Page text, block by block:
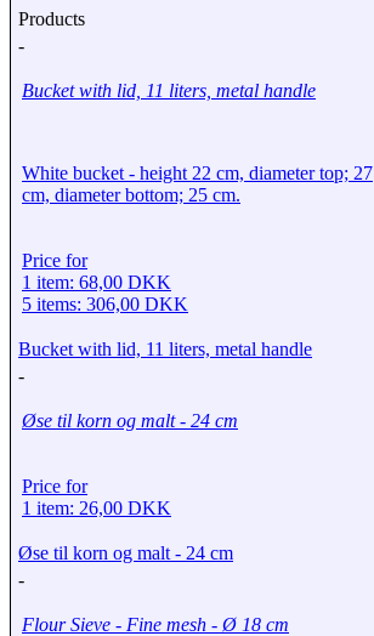
Products
-
Bucket with lid, 11 liters, metal handle
White bucket - height 22 cm, diameter top; 27
cm, diameter bottom; 25 cm.
Price for
1 item: 68,00 DKK
5 items: 306,00 DKK
Bucket with lid, 11 liters, metal handle
-
Øse til korn og malt - 24 cm
Price for
1 item: 26,00 DKK
Øse til korn og malt - 24 cm
-
Flour Sieve - Fine mesh - Ø 18 cm